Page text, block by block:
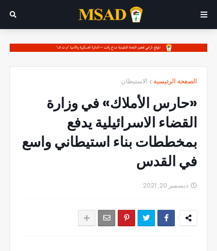
الصفحة الرئيسية الاستيطان
«حارس الأملاك» في وزارة
القضاء الاسرائيلية يدفع
بمخططات بناء استيطاني واسع
في القدس
ديسمبر 20, 2021